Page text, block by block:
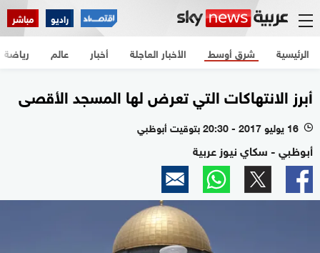
راديو مباشر
الرئيسية الأخبار العاجلة أخبار شرق أوسط عالم رياضة
أبرز الانتهاكات التي تعرض لها المسجد الأقصى
l 16 يوليو 2017 - 20:30 بتوقيت أبوظبي
أبوظبي - سكاي نيوز عربية